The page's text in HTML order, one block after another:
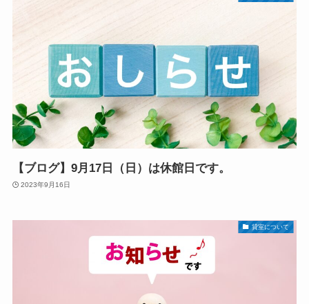
【ブログ】9月17日（日）は休館日です。
2023年9月16日
貸室について